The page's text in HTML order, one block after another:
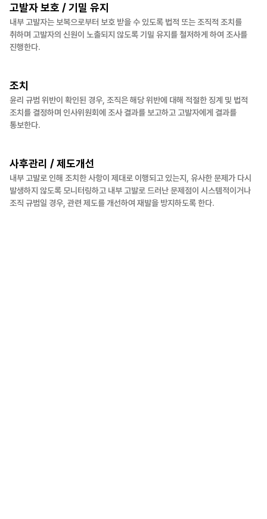
고발자 보호 / 기밀 유지
내부 고발자는 보복으로부터 보호 받을 수 있도록 법적 또는 조직적 조치를
취하며 고발자의 신원이 노출되지 않도록 기밀 유지를 철저하게 하여 조사를
진행한다.
조치
윤리 규범 위반이 확인된 경우, 조직은 해당 위반에 대해 적절한 징계 및 법적
조치를 결정하며 인사위원회에 조사 결과를 보고하고 고발자에게 결과를
통보한다.
사후관리 / 제도개선
내부 고발로 인해 조치한 사항이 제대로 이행되고 있는지, 유사한 문제가 다시
발생하지 않도록 모니터링하고 내부 고발로 드러난 문제점이 시스템적이거나
조직 규범일 경우, 관련 제도를 개선하여 재발을 방지하도록 한다.